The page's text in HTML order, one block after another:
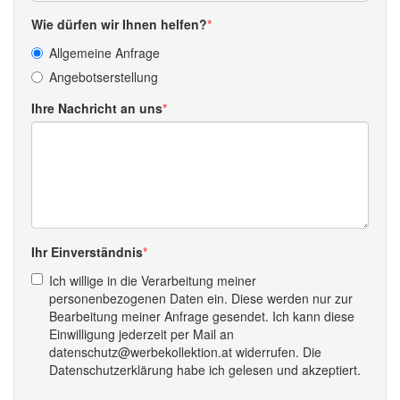
Wie dürfen wir Ihnen helfen?
Allgemeine Anfrage
Angebotserstellung
Ihre Nachricht an uns
Ihr Einverständnis
Ich willige in die Verarbeitung meiner
personenbezogenen Daten ein. Diese werden nur zur
Bearbeitung meiner Anfrage gesendet. Ich kann diese
Einwilligung jederzeit per Mail an
datenschutz@werbekollektion.at widerrufen. Die
Datenschutzerklärung habe ich gelesen und akzeptiert.